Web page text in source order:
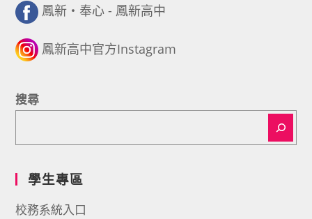
鳳新・奉心 - 鳳新高中
鳳新高中官方Instagram
搜尋
學生專區
校務系統入口